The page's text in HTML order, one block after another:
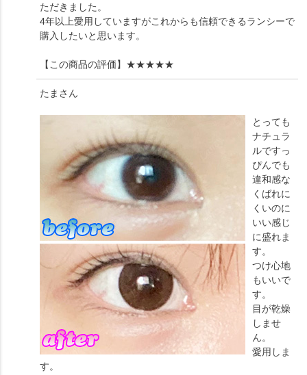
ただきました。
4年以上愛用していますがこれからも信頼できるランシーで
購入したいと思います。
【この商品の評価】 ★★★★★
たま さん
とっても
ナチュラ
ルですっ
ぴんでも
違和感な
くばれに
くいのに
いい感じ
に盛れま
す。
つけ心地
もいいで
す。
目が乾燥
しませ
ん。
愛用しま
す。